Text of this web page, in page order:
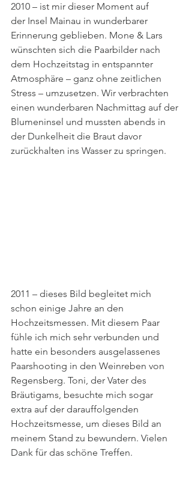
2010 – ist mir dieser Moment auf
der Insel Mainau in wunderbarer
Erinnerung geblieben. Mone & Lars
wünschten sich die Paarbilder nach
dem Hochzeitstag in entspannter
Atmosphäre – ganz ohne zeitlichen
Stress – umzusetzen. Wir verbrachten
einen wunderbaren Nachmittag auf der
Blumeninsel und mussten abends in
der Dunkelheit die Braut davor
zurückhalten ins Wasser zu springen.
2011 – dieses Bild begleitet mich
schon einige Jahre an den
Hochzeitsmessen. Mit diesem Paar
fühle ich mich sehr verbunden und
hatte ein besonders ausgelassenes
Paarshooting in den Weinreben von
Regensberg. Toni, der Vater des
Bräutigams, besuchte mich sogar
extra auf der darauffolgenden
Hochzeitsmesse, um dieses Bild an
meinem Stand zu bewundern. Vielen
Dank für das schöne Treffen.